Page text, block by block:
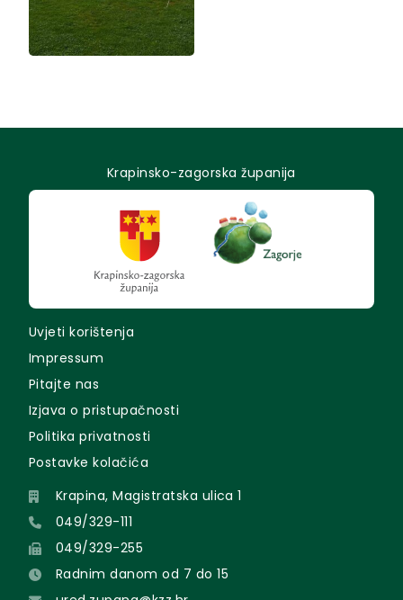
Krapinsko-zagorska županija
Uvjeti korištenja
Impressum
Pitajte nas
Izjava o pristupačnosti
Politika privatnosti
Postavke kolačića
Krapina, Magistratska ulica 1
049/329-111
049/329-255
Radnim danom od 7 do 15